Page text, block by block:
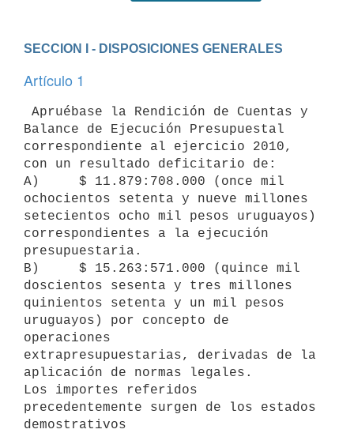
SECCION I - DISPOSICIONES GENERALES
Artículo 1
Apruébase la Rendición de Cuentas y
Balance de Ejecución Presupuestal
correspondiente al ejercicio 2010,
con un resultado deficitario de:
A)     $ 11.879:708.000 (once mil
ochocientos setenta y nueve millones
setecientos ocho mil pesos uruguayos)
correspondientes a la ejecución
presupuestaria.
B)     $ 15.263:571.000 (quince mil
doscientos sesenta y tres millones
quinientos setenta y un mil pesos
uruguayos) por concepto de
operaciones
extrapresupuestarias, derivadas de la
aplicación de normas legales.
Los importes referidos
precedentemente surgen de los estados
demostrativos